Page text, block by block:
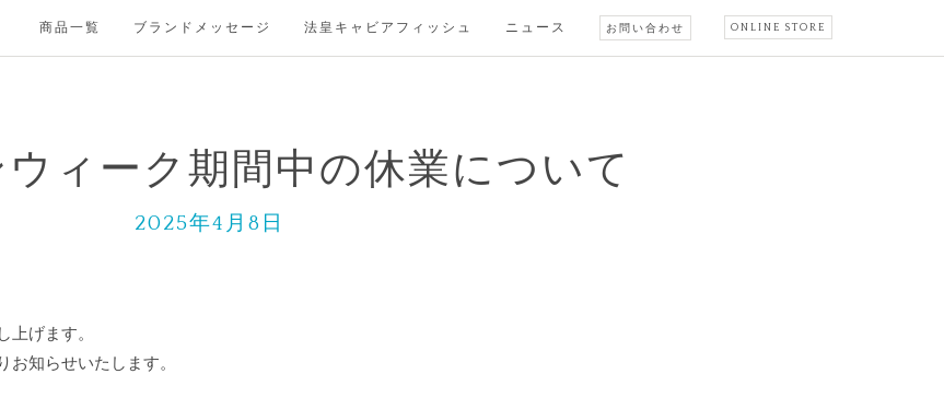
商品一覧 ブランドメッセージ 法皇キャビアフィッシュ ニュース お問い合わせ ONLINE STORE
ィーク期間中の休業について
2025年4月8日
上げます。
お知らせいたします。